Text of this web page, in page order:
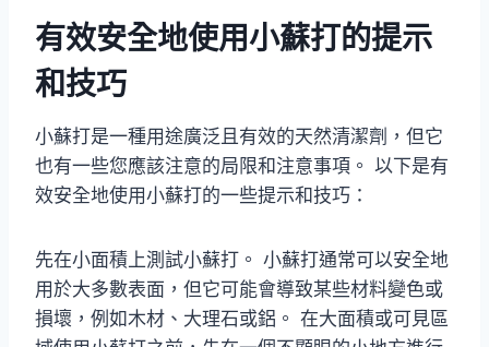
有效安全地使用小蘇打的提示
和技巧
小蘇打是一種用途廣泛且有效的天然清潔劑，但它
也有一些您應該注意的局限和注意事項。 以下是有
效安全地使用小蘇打的一些提示和技巧：
先在小面積上測試小蘇打。 小蘇打通常可以安全地
用於大多數表面，但它可能會導致某些材料變色或
損壞，例如木材、大理石或鋁。 在大面積或可見區